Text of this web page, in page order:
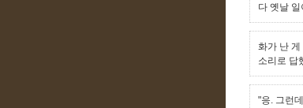
다 옛날 일
화가 난
소리로 답
"응. 그런